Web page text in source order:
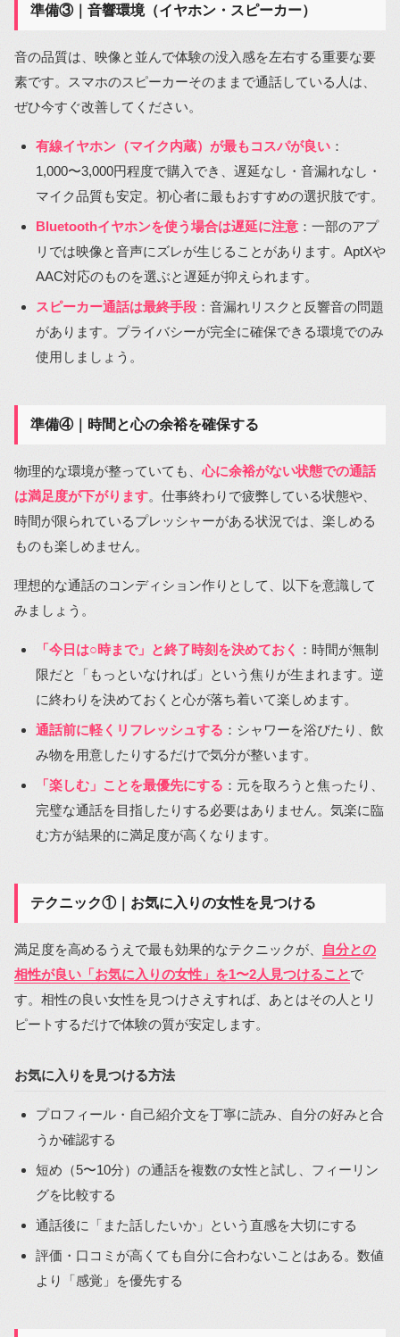
準備③｜音響環境（イヤホン・スピーカー）
音の品質は、映像と並んで体験の没入感を左右する重要な要
素です。スマホのスピーカーそのままで通話している人は、
ぜひ今すぐ改善してください。
有線イヤホン（マイク内蔵）が最もコスパが良い ：
1,000〜3,000円程度で購入でき、遅延なし・音漏れなし・
マイク品質も安定。初心者に最もおすすめの選択肢です。
Bluetoothイヤホンを使う場合は遅延に注意 ：一部のアプ
リでは映像と音声にズレが生じることがあります。AptXや
AAC対応のものを選ぶと遅延が抑えられます。
スピーカー通話は最終手段 ：音漏れリスクと反響音の問題
があります。プライバシーが完全に確保できる環境でのみ
使用しましょう。
準備④｜時間と心の余裕を確保する
物理的な環境が整っていても、心に余裕がない状態での通話
は満足度が下がります。仕事終わりで疲弊している状態や、
時間が限られているプレッシャーがある状況では、楽しめる
ものも楽しめません。
理想的な通話のコンディション作りとして、以下を意識して
みましょう。
「今日は○時まで」と終了時刻を決めておく ：時間が無制
限だと「もっといなければ」という焦りが生まれます。逆
に終わりを決めておくと心が落ち着いて楽しめます。
通話前に軽くリフレッシュする ：シャワーを浴びたり、飲
み物を用意したりするだけで気分が整います。
「楽しむ」ことを最優先にする ：元を取ろうと焦ったり、
完璧な通話を目指したりする必要はありません。気楽に臨
む方が結果的に満足度が高くなります。
テクニック①｜お気に入りの女性を見つける
満足度を高めるうえで最も効果的なテクニックが、
自分との
相性が良い「お気に入りの女性」を1〜2人見つけることで
す。相性の良い女性を見つけさえすれば、あとはその人とリ
ピートするだけで体験の質が安定します。
お気に入りを見つける方法
プロフィール・自己紹介文を丁寧に読み、自分の好みと合
うか確認する
短め（5〜10分）の通話を複数の女性と試し、フィーリン
グを比較する
通話後に「また話したいか」という直感を大切にする
評価・口コミが高くても自分に合わないことはある。数値
より「感覚」を優先する